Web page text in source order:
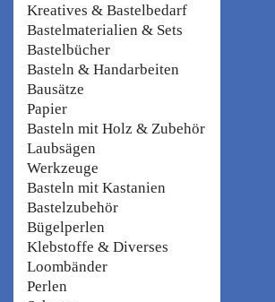
Kreatives & Bastelbedarf
Bastelmaterialien & Sets
Bastelbücher
Basteln & Handarbeiten
Bausätze
Papier
Basteln mit Holz & Zubehör
Laubsägen
Werkzeuge
Basteln mit Kastanien
Bastelzubehör
Bügelperlen
Klebstoffe & Diverses
Loombänder
Perlen